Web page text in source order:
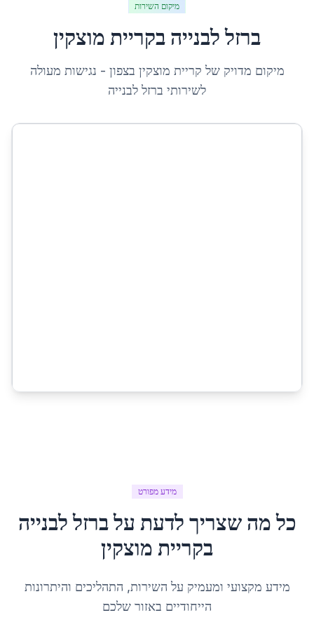
מיקום השירות
ברזל לבנייה בקריית מוצקין
מיקום מדויק של קריית מוצקין בצפון - נגישות מעולה
לשירותי ברזל לבנייה
מידע מפורט
כל מה שצריך לדעת עלברזל לבנייה
בקריית מוצקין
מידע מקצועי ומעמיק על השירות, התהליכים והיתרונות
הייחודיים באזור שלכם